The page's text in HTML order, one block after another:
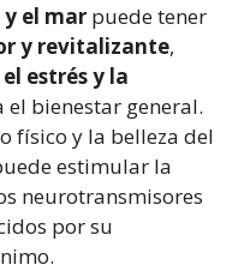
el mar puede tener
y revitalizante,
estrés y la
bienestar general.
físico y la belleza del
estimular la
neurotransmisores
por su